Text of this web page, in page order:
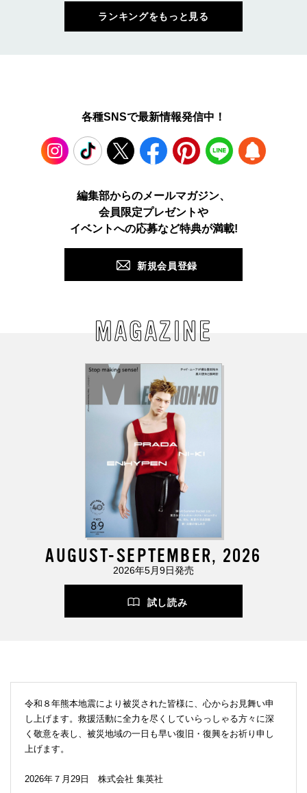
ランキングをもっと見る
各種SNSで最新情報発信中！
TikTok Facebook Pinterest LINE
編集部からのメールマガジン、
会員限定プレゼントや
イベントへの応募など特典が満載!
新規会員登録
MAGAZINE
AUGUST-SEPTEMBER, 2026
2026年5月9日発売
試し読み
令和８年熊本地震により被災された皆様に、心からお見舞い申
し上げます。救援活動に全力を尽くしていらっしゃる方々に深
く敬意を表し、被災地域の一日も早い復旧・復興をお祈り申し
上げます。
2026年７月29日 株式会社 集英社